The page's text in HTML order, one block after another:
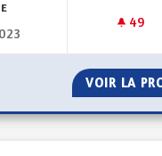
49
VOIR LA